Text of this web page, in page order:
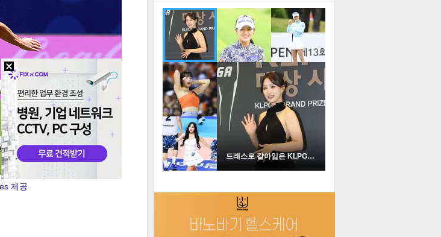
FOCUS
텍스 url 복
제공
많이 본 뉴스
연예
스포츠 포토
2
드레스로 갈아입은 KLPGA …